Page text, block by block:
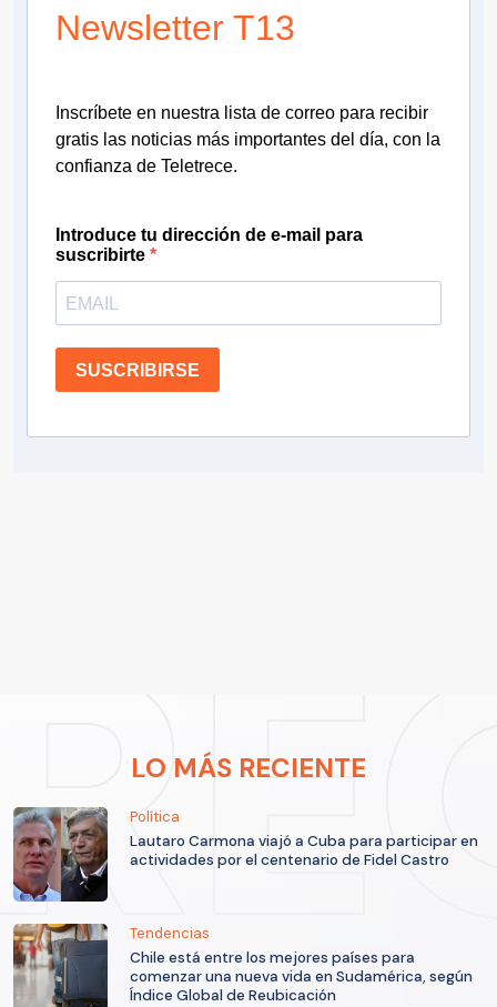
Newsletter T13
Inscríbete en nuestra lista de correo para recibir
gratis las noticias más importantes del día, con la
confianza de Teletrece.
Introduce tu dirección de e-mail para
suscribirte
SUSCRIBIRSE
LO MÁS RECIENTE
Política
Lautaro Carmona viajó a Cuba para participar en
actividades por el centenario de Fidel Castro
Tendencias
Chile está entre los mejores países para
comenzar una nueva vida en Sudamérica, según
Índice Global de Reubicación